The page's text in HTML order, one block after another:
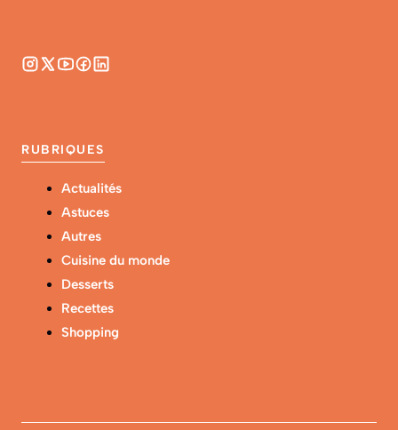
RUBRIQUES
Actualités
Astuces
Autres
Cuisine du monde
Desserts
Recettes
Shopping